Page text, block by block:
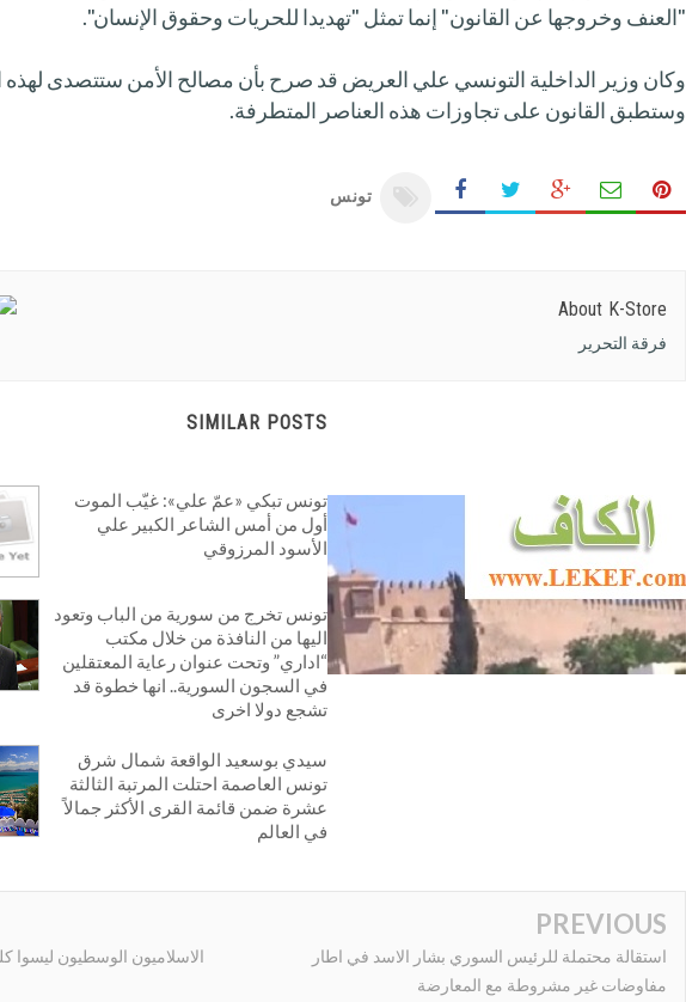
"العنف وخروجها عن القانون" إنما تمثل "تهديدا للحريات وحقوق الإنسان".
وكان وزير الداخلية التونسي علي العريض قد صرح بأن مصالح الأمن ستتصدى
وستطبق القانون على تجاوزات هذه العناصر المتطرفة.
تونس
About K-Store
فرقة التحرير
SIMILAR POSTS
تونس تبكي «عمّ علي»: غيّب الموت
أول من أمس الشاعر الكبير علي
الأسود المرزوقي
تونس تخرج من سورية من الباب وتعود
اليها من النافذة من خلال مكتب
“اداري” وتحت عنوان رعاية المعتقلين
في السجون السورية.. انها خطوة قد
تشجع دولا اخرى
سيدي بوسعيد الواقعة شمال شرق
تونس العاصمة احتلت المرتبة الثالثة
عشرة ضمن قائمة القرى الأكثر جمالاً
في العالم
الاسلاميون الوسطيون ليسوا
PREVIOUS
استقالة محتملة للرئيس السوري بشار الاسد في اطار
مفاوضات غير مشروطة مع المعارضة